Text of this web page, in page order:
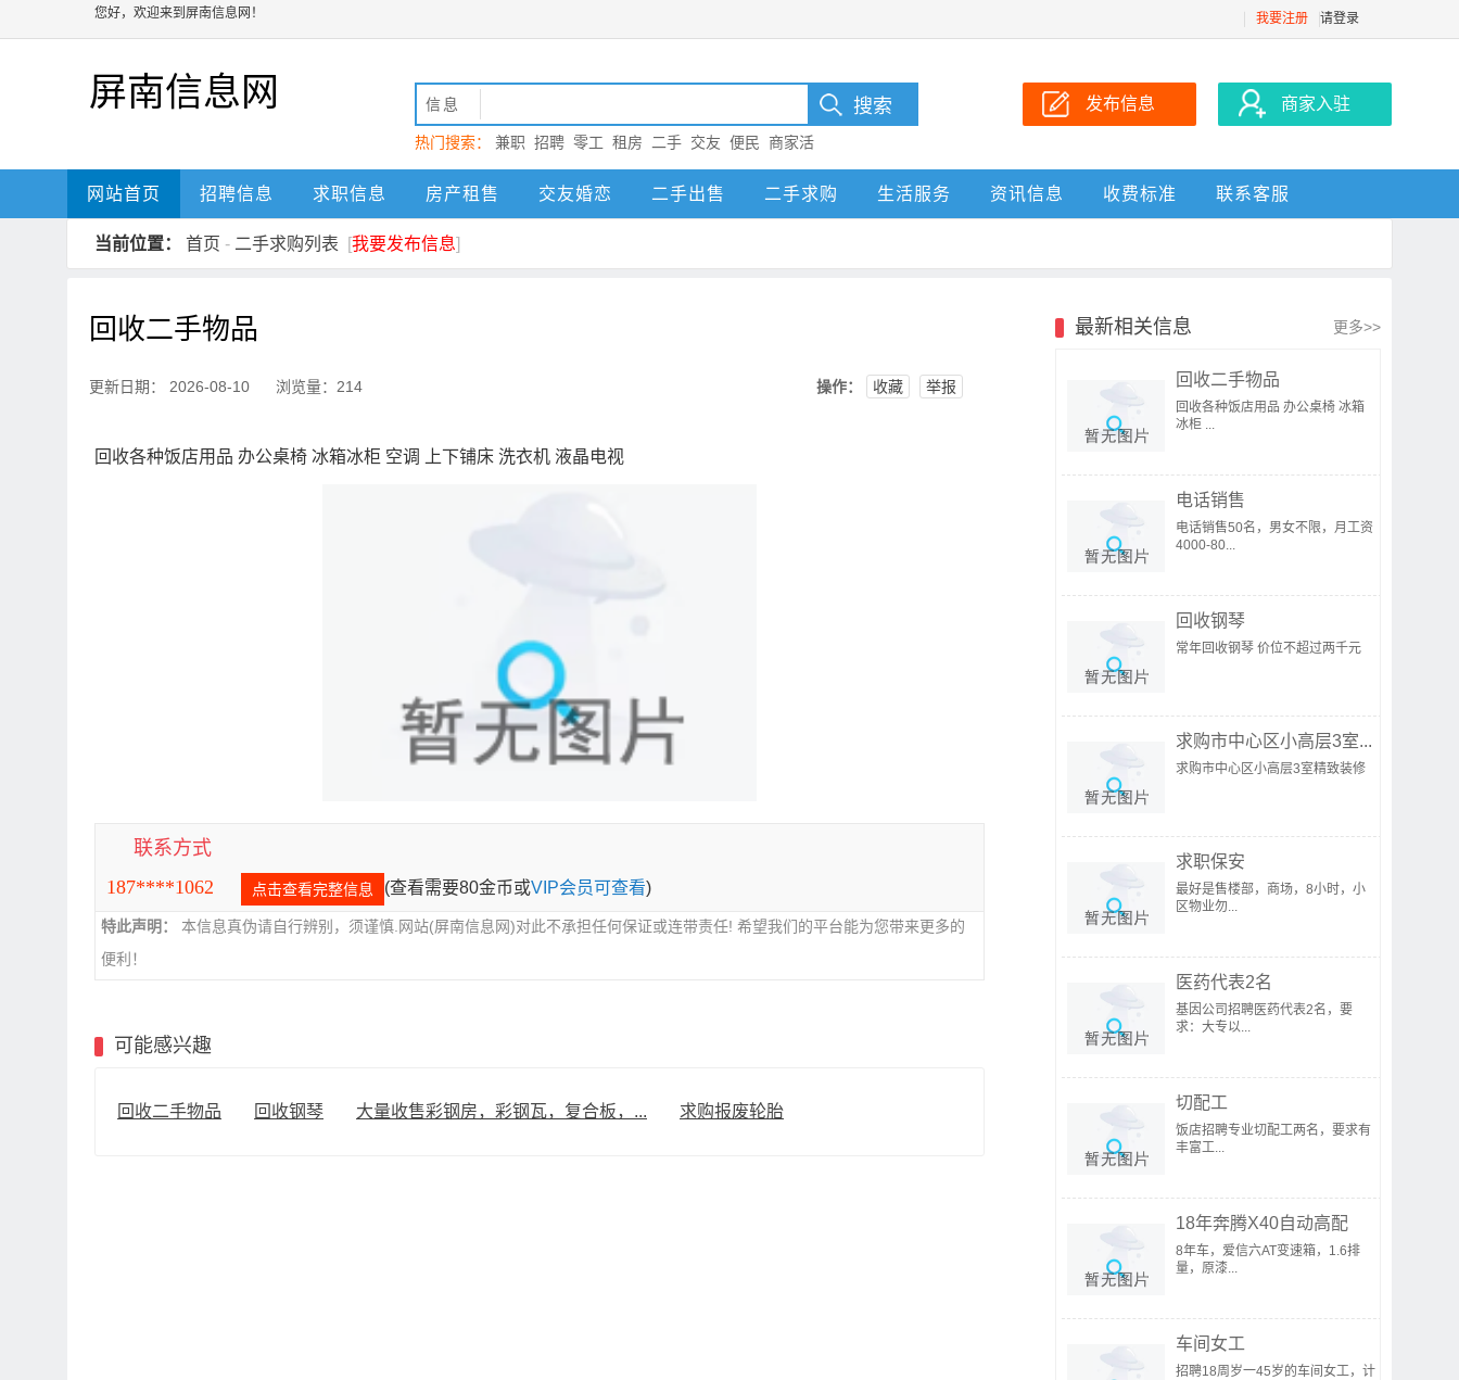
您好，欢迎来到屏南信息网！ 我要注册 请登录
屏南信息网 信息
热门搜索： 兼职 招聘 零工 租房 二手 交友 便民
商家活
动 屏南
发布信息 商家入驻
网站首页 招聘信息 求职信息 房产租售 交友婚恋 二手出售 二手求购 生活服务 资讯信息 收费标准 联系客服
当前位置： 首页 - 二手求购列表 [我要发布信息]
回收二手物品
更新日期： 2026-08-10 浏览量：214 操作： 收藏 举报
回收各种饭店用品 办公桌椅 冰箱冰柜 空调 上下铺床 洗衣机 液晶电视
联系方式
187****1062
点击查看完整信息 (查看需要80金币或VIP会员可查看)
特此声明：
本信息真伪请自行辨别，须谨慎.网站(屏南信息网)对此不承担任何保证或连带责任! 希望我们的平台能为您带来更多的
便利！
可能感兴趣
回收二手物品 回收钢琴 大量收售彩钢房，彩钢瓦，复合板，... 求购报废轮胎
最新相关信息 更多>>
回收二手物品
回收各种饭店用品 办公桌椅 冰箱
冰柜 ...
电话销售
电话销售50名，男女不限，月工资
4000-80...
回收钢琴
常年回收钢琴 价位不超过两千元
求购市中心区小高层3室...
求购市中心区小高层3室精致装修
求职保安
最好是售楼部，商场，8小时，小
区物业勿...
医药代表2名
基因公司招聘医药代表2名，要
求：大专以...
切配工
饭店招聘专业切配工两名，要求有
丰富工...
18年奔腾X40自动高配
8年车，爱信六AT变速箱，1.6排
量，原漆...
车间女工
招聘18周岁一45岁的车间女工，计